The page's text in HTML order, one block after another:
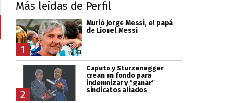
Más leídas de Perfil
1
Murió Jorge Messi, el papá
de Lionel Messi
2
Caputo y Sturzenegger
crean un fondo para
indemnizar y “ganar”
sindicatos aliados